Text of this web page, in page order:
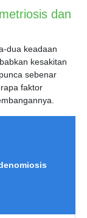
dan
dua keadaan
kesakitan
sebenar
faktor